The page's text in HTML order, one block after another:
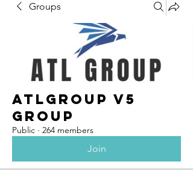
Groups
ATLGroup v5
Group
Public · 264 members
Join